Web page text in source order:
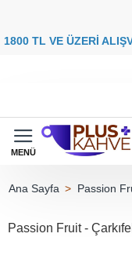
00 TL VE ÜZERİ
Passion
Passion Fruit -